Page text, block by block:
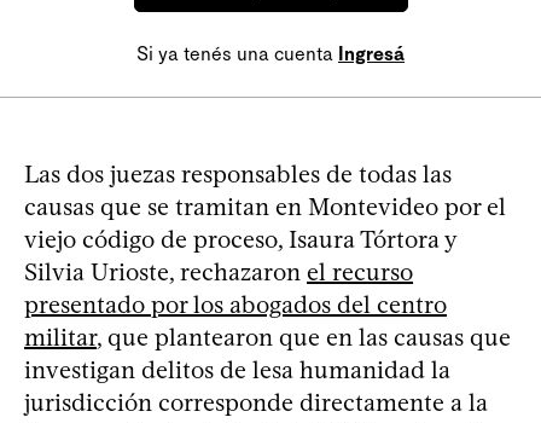
Si ya tenés una cuenta Ingresá
Las dos juezas responsables de todas las
causas que se tramitan en Montevideo por el
viejo código de proceso, Isaura Tórtora y
Silvia Urioste, rechazaron el recurso
presentado por los abogados del centro
militar, que plantearon que en las causas que
investigan delitos de lesa humanidad la
jurisdicción corresponde directamente a la